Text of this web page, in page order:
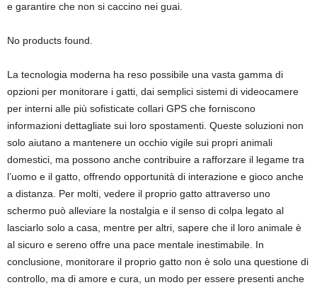
e garantire che non si caccino nei guai.
No products found.
La tecnologia moderna ha reso possibile una vasta gamma di
opzioni per monitorare i gatti, dai semplici sistemi di videocamere
per interni alle più sofisticate collari GPS che forniscono
informazioni dettagliate sui loro spostamenti. Queste soluzioni non
solo aiutano a mantenere un occhio vigile sui propri animali
domestici, ma possono anche contribuire a rafforzare il legame tra
l’uomo e il gatto, offrendo opportunità di interazione e gioco anche
a distanza. Per molti, vedere il proprio gatto attraverso uno
schermo può alleviare la nostalgia e il senso di colpa legato al
lasciarlo solo a casa, mentre per altri, sapere che il loro animale è
al sicuro e sereno offre una pace mentale inestimabile. In
conclusione, monitorare il proprio gatto non è solo una questione di
controllo, ma di amore e cura, un modo per essere presenti anche